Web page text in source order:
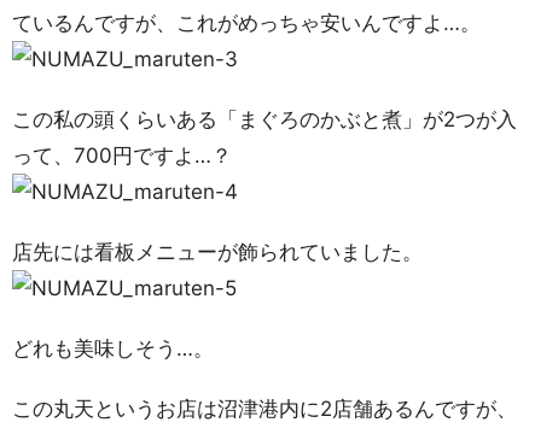
ているんですが、これがめっちゃ安いんですよ…。
この私の頭くらいある「まぐろのかぶと煮」が2つが入
って、700円ですよ…？
店先には看板メニューが飾られていました。
どれも美味しそう…。
この丸天というお店は沼津港内に2店舗あるんですが、